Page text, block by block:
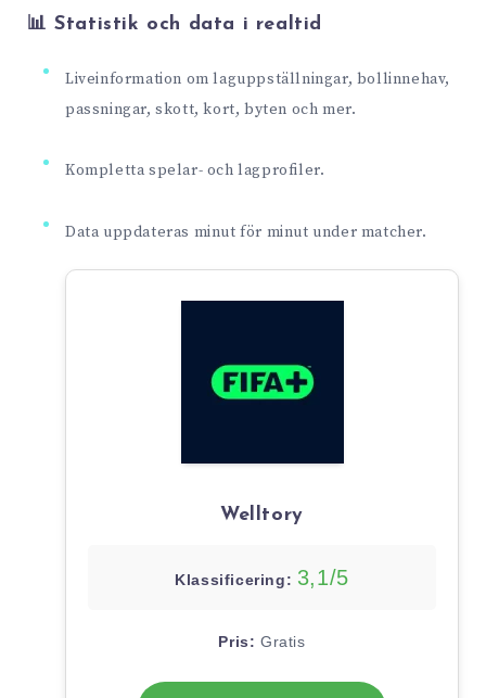
📊 Statistik och data i realtid
Liveinformation om laguppställningar, bollinnehav,
passningar, skott, kort, byten och mer.
Kompletta spelar- och lagprofiler.
Data uppdateras minut för minut under matcher.
Welltory
Klassificering: 3,1/5
Pris: Gratis